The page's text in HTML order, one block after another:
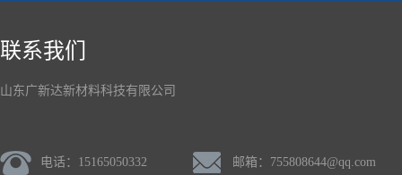
联系我们
山东广新达新材料科技有限公司
电话：15165050332 邮箱： 755808644@qq.com